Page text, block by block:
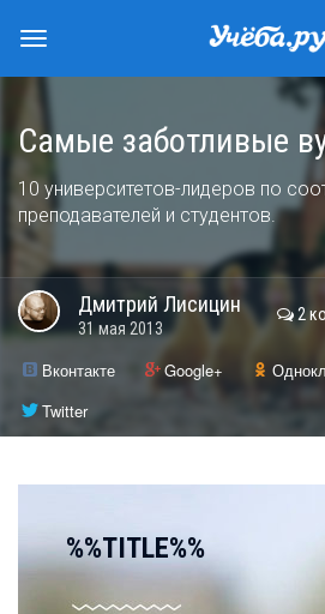
Самые заботливые
10 университетов-лидеров по
преподавателей и студентов.
ДмитрийЛисицин
31 мая 2013
2
Вконтакте Google+
Twitter
%%TITLE%%